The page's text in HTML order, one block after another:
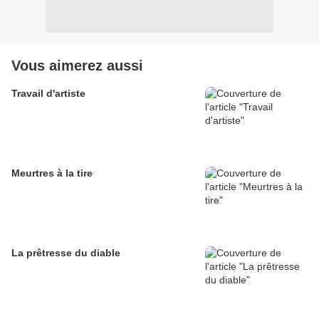
Vous aimerez aussi
Travail d'artiste
Meurtres à la tire
La prêtresse du diable